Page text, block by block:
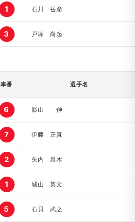
1 石川 岳彦
3 戸塚 尚起
車番 選手名
6 影山 伸
7 伊藤 正真
2 矢内 昌木
1 城山 英文
5 石貝 武之